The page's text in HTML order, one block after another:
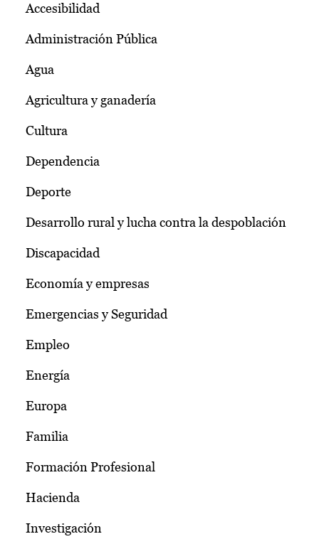
Accesibilidad
Administración Pública
Agua
Agricultura y ganadería
Cultura
Dependencia
Deporte
Desarrollo rural y lucha contra la despoblación
Discapacidad
Economía y empresas
Emergencias y Seguridad
Empleo
Energía
Europa
Familia
Formación Profesional
Hacienda
Investigación